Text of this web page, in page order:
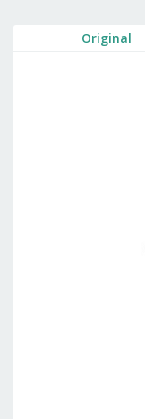
Original